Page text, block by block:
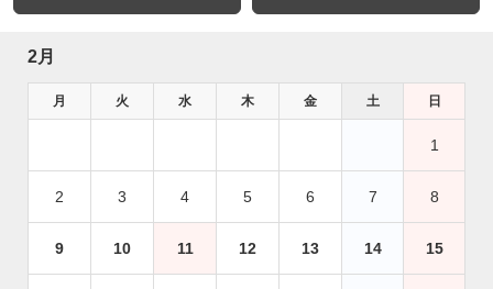
2月
月 火 水 木 金 土 日
1
2 3 4 5 6 7 8
9 10 11 12 13 14 15